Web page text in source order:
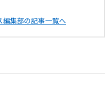
編集部の記事一覧へ